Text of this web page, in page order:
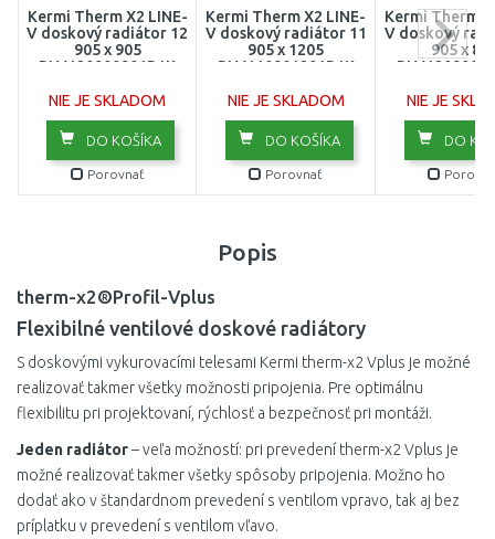
Kermi Therm X2 LINE-
V doskový radiátor 12
905 x 905
PLV120900901R1K
NIE JE SKLADOM
DO KOŠÍKA
Porovnať
Kermi Therm X2 LINE-
V doskový radiátor 11
905 x 1205
PLV110901201R1K
NIE JE SKLADOM
DO KOŠÍKA
Porovnať
Kermi Therm
V doskový
905 x
NIE JE
DO
Popis
therm-x2®Profil-Vplus
Flexibilné ventilové doskové radiátory
S doskovými vykurovacími telesami Kermi therm-x2 Vplus je možné
realizovať takmer všetky možnosti pripojenia. Pre optimálnu
flexibilitu pri projektovaní, rýchlosť a bezpečnosť pri montáži.
Jeden radiátor– veľa možností: pri prevedení therm-x2 Vplus je
možné realizovať takmer všetky spôsoby pripojenia. Možno ho
dodať ako v štandardnom prevedení s ventilom vpravo, tak aj bez
príplatku v prevedení s ventilom vľavo.